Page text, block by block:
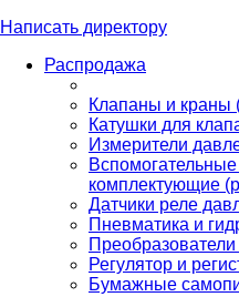
Написать директору
Распродажа
Клапаны и краны
Катушки для
Измерители
комплектующие
Датчики реле
Пневматика и
Регулятор и
Бумажные